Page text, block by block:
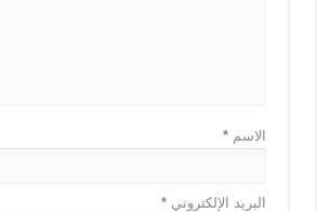
الاسم*
البريد الإلكتروني*